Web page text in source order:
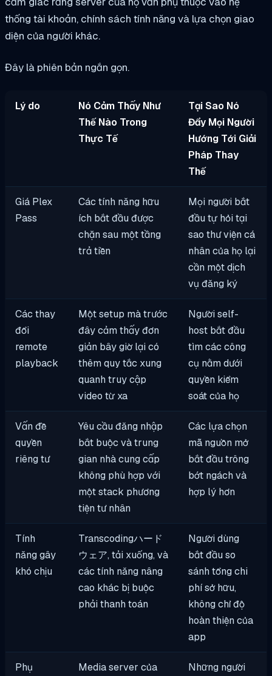
thống tài khoản, chính sách tính năng và lựa chọn giao
diện của người khác.
Đây là phiên bản ngắn gọn.
Lý do
Nó Cảm Thấy Như
Thế Nào Trong
Thực Tế
Tại Sao Nó
Đẩy Mọi Người
Hướng Tới Giải
Pháp Thay
Thế
Giá Plex
Pass
Các tính năng hữu
ích bắt đầu được
chặn sau một tầng
trả tiền
Mọi người bắt
đầu tự hỏi tại
sao thư viện cá
nhân của họ lại
cần một dịch
vụ đăng ký
Các thay
đổi
remote
playback
Một setup mà trước
đây cảm thấy đơn
giản bây giờ lại có
thêm quy tắc xung
quanh truy cập
video từ xa
Người self-
host bắt đầu
tìm các công
cụ nằm dưới
quyền kiểm
soát của họ
Vấn đề
quyền
riêng tư
Yêu cầu đăng nhập
bắt buộc và trung
gian nhà cung cấp
không phù hợp với
một stack phương
tiện tư nhân
Các lựa chọn
mã nguồn mở
bắt đầu trông
bớt ngách và
hợp lý hơn
Tính
năng gây
khó chịu
Transcodingハード
ウェア, tải xuống, và
các tính năng nâng
cao khác bị buộc
phải thanh toán
Người dùng
bắt đầu so
sánh tổng chi
phí sở hữu,
không chỉ độ
hoàn thiện của
app
Phụ
Media server của
Những người